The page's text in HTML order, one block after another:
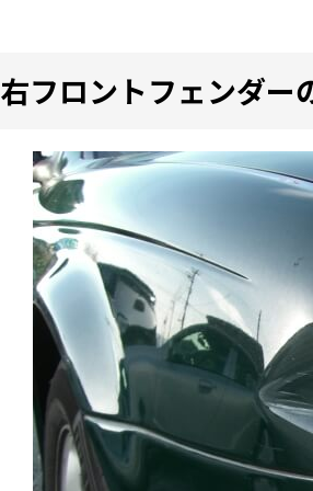
右フロントフェンダー